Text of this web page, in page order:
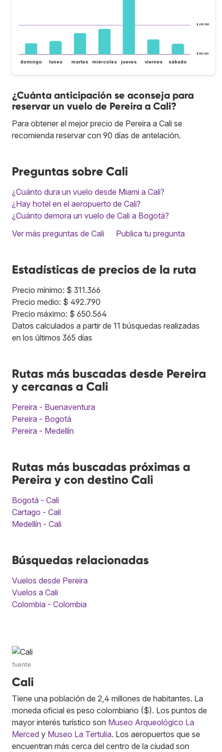
$ 300.000
$ 600.000
domingo lunes martes miércoles jueves viernes sábado
¿Cuánta anticipación se aconseja para
reservar un vuelo de Pereira a Cali?
Para obtener el mejor precio de Pereira a Cali se
recomienda reservar con 90 días de antelación.
Preguntas sobre Cali
¿Cuánto dura un vuelo desde Miami a Cali?
¿Hay hotel en el aeropuerto de Cali?
¿Cuánto demora un vuelo de Cali a Bogotá?
Ver más preguntas de Cali
Publica tu pregunta
Estadísticas de precios de la ruta
Precio mínimo: $ 311.366
Precio medio: $ 492.790
Precio máximo: $ 650.564
Datos calculados a partir de 11 búsquedas realizadas
en los últimos 365 días
Rutas más buscadas desde Pereira
y cercanas a Cali
Pereira - Buenaventura
Pereira - Bogotá
Pereira - Medellín
Rutas más buscadas próximas a
Pereira y con destino Cali
Bogotá - Cali
Cartago - Cali
Medellín - Cali
Búsquedas relacionadas
Vuelos desde Pereira
Vuelos a Cali
Colombia - Colombia
fuente
Cali
Tiene una población de 2,4 millones de habitantes. La
moneda oficial es peso colombiano ($). Los puntos de
mayor interés turístico son Museo Arqueológico La
Merced y Museo La Tertulia. Los aeropuertos que se
encuentran más cerca del centro de la ciudad son